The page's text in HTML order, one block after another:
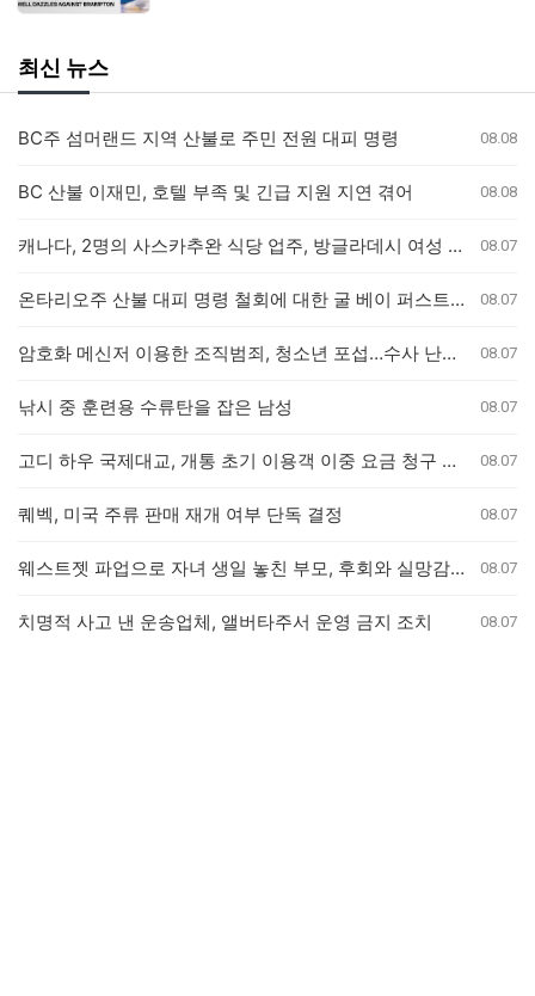
최신 뉴스
BC주 섬머랜드 지역 산불로 주민 전원 대피 명령 08.08
BC 산불 이재민, 호텔 부족 및 긴급 지원 지연 겪어 08.08
캐나다, 2명의 사스카추완 식당 업주, 방글라데시 여성 인신매매 유죄 판결 08.07
온타리오주 산불 대피 명령 철회에 대한 굴 베이 퍼스트 네이션의 강력 반발 08.07
암호화 메신저 이용한 조직범죄, 청소년 포섭…수사 난항 예고 08.07
낚시 중 훈련용 수류탄을 잡은 남성 08.07
고디 하우 국제대교, 개통 초기 이용객 이중 요금 청구 의혹 제기 08.07
퀘벡, 미국 주류 판매 재개 여부 단독 결정 08.07
웨스트젯 파업으로 자녀 생일 놓친 부모, 후회와 실망감 호소 08.07
치명적 사고 낸 운송업체, 앨버타주서 운영 금지 조치 08.07